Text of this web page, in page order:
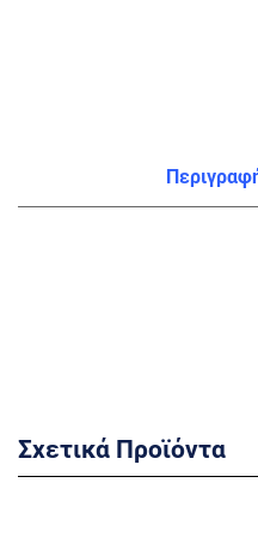
Σχετικά Προϊόντα